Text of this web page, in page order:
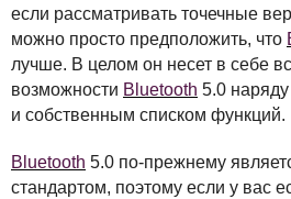
если рассматривать точечные
можно просто предположить, что
лучше. В целом он несет в себе
возможности Bluetooth 5.0
и собственным списком функций.
Bluetooth 5.0 по-прежнему
стандартом, поэтому если у вас